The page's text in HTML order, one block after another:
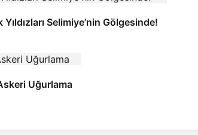
Selimiye’nin Gölgesinde!
Uğurlama